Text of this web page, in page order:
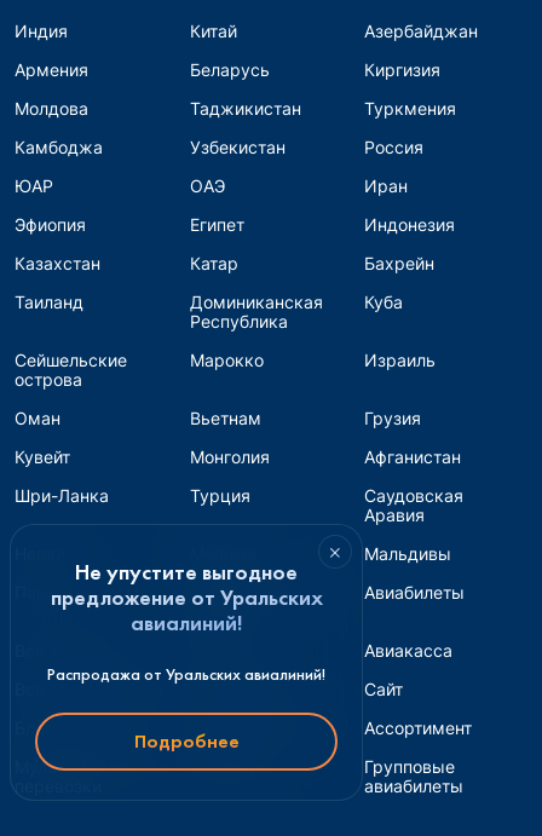
Индия Китай
Азербайджан
Армения
Беларусь
Киргизия
Молдова
Таджикистан
Туркмения
Камбоджа
Узбекистан
Россия
ЮАР
ОАЭ
Иран
Эфиопия
Египет
Индонезия
Казахстан
Катар
Бахрейн
Таиланд
Доминиканская
Республика
Куба
Сейшельские
острова
Марокко Израиль
Оман Вьетнам
Грузия
Кувейт
Монголия
Афганистан
Шри-Ланка
Турция
Саудовская
Аравия
Мальдивы
Пакистан
Авиабилеты для
банка
Авиабилеты
Авиакасса
Все авиакомпании
Сайт
Блог и соцсети
Перепродажа
Ассортимент
Мультимодальные
перевозки
Вебинары
Групповые
авиабилеты
×
Не упустите выгодное
предложение от Уральских
авиалиний!
Распродажа от Уральских авиалиний!
Подробнее